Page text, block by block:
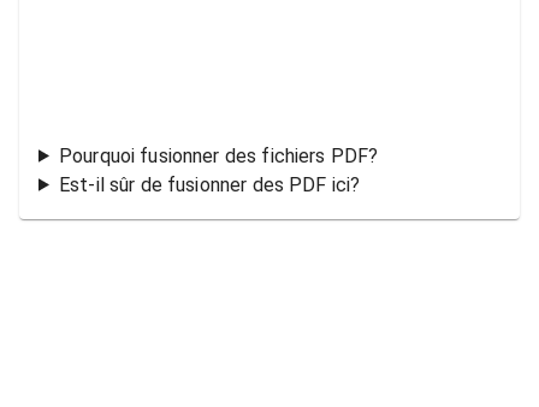
Pourquoi fusionner des fichiers PDF?
Est-il sûr de fusionner des PDF ici?